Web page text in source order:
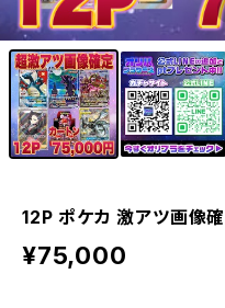
12P ポケカ 激アツ画像
¥75,000